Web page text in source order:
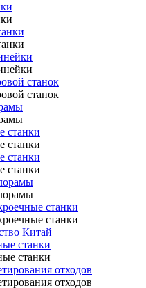
станок
станок
станки
станки
станки
станки
станки
станки
Китай
станки
станки
отходов
отходов